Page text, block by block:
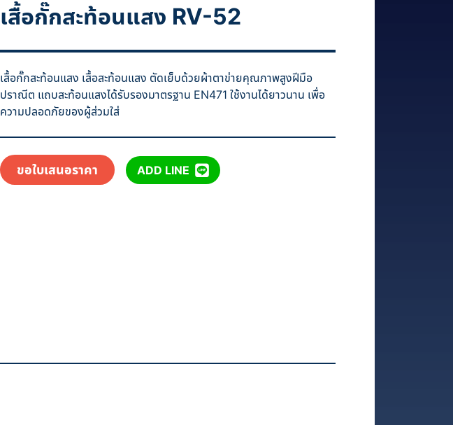
เสื้อกั๊กสะท้อนแสง RV-52
เสื้อกั๊กสะท้อนแสง เสื้อสะท้อนแสง ตัดเย็บด้วยผ้าตาข่ายคุณภาพสูงฝีมือ
ปราณีต แถบสะท้อนแสงได้รับรองมาตรฐาน EN471 ใช้งานได้ยาวนาน เพื่อ
ความปลอดภัยของผู้ส่วมใส่
ขอใบเสนอราคา ADD LINE